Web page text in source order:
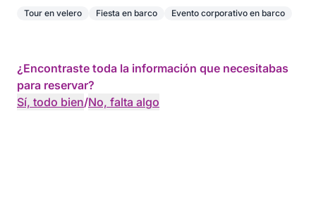
Tour en velero Fiesta en barco Evento corporativo en barco
¿Encontraste toda la información que necesitabas
para reservar?
Sí, todo bien/No, falta algo